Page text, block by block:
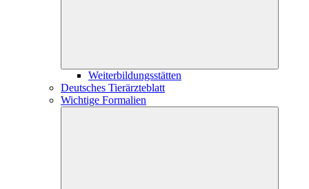
Weiterbildungsstätten
Deutsches Tierärzteblatt
Wichtige Formalien